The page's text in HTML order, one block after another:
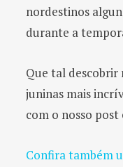
nordestinos
durante a
Que tal descobrir
juninas mais
com o nosso post
Confira também